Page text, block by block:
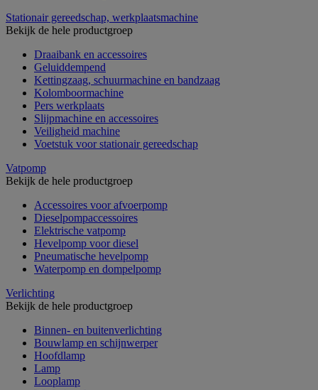
Stationair gereedschap, werkplaatsmachine
Bekijk de hele productgroep
Draaibank en accessoires
Geluiddempend
Kettingzaag, schuurmachine en bandzaag
Kolomboormachine
Pers werkplaats
Slijpmachine en accessoires
Veiligheid machine
Voetstuk voor stationair gereedschap
Vatpomp
Bekijk de hele productgroep
Accessoires voor afvoerpomp
Dieselpompaccessoires
Elektrische vatpomp
Hevelpomp voor diesel
Pneumatische hevelpomp
Waterpomp en dompelpomp
Verlichting
Bekijk de hele productgroep
Binnen- en buitenverlichting
Bouwlamp en schijnwerper
Hoofdlamp
Lamp
Looplamp